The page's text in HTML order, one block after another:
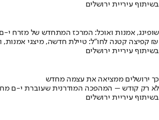
בשיתוף עיריית ירושלים
שופינג, אמנות ואוכל: המרכז המתחדש של מזרח י-ם
קפיצה קטנה לחו"ל: טיילת חדשה, מיצגי אמנות, וכיכרות משופצות בהשקעה של 100 מיליון ₪
בשיתוף עיריית ירושלים
כך ירושלים ממציאה את עצמה מחדש
לא רק קודש – המהפכה המודרנית שעוברת י-ם
בשיתוף עיריית ירושלים